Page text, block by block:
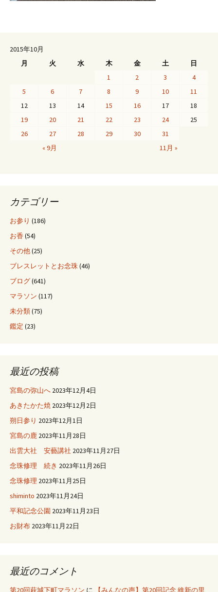
2015年10月
月
火 水 木 金 土
日
1
2 3
4
5
6 7 8 9 10
11
12
13 14 15 16 17
18
19
20 21 22 23 24
25
26
27 28 29 30
31
« 9月
11月 »
カテゴリー
お参り (186)
お香(54)
その他(25)
ブレスレットとお念珠(46)
ブログ(641)
マラソン (117)
未分類(75)
鑑定 (23)
最近の投稿
宮島の弥山へ 2023年12月4日
あきたかた焼 2023年12月2日
朔日参り 2023年12月1日
宮島の鹿 2023年11月28日
出雲大社 安藝講社 2023年11月27日
念珠修理 続き 2023年11月26日
念珠修理 2023年11月25日
shiminto 2023年11月24日
平和記念公園 2023年11月23日
お財布 2023年11月22日
最近のコメント
第20回萩城下町マラソン に
【みんなの声】第20回記念 維新の里